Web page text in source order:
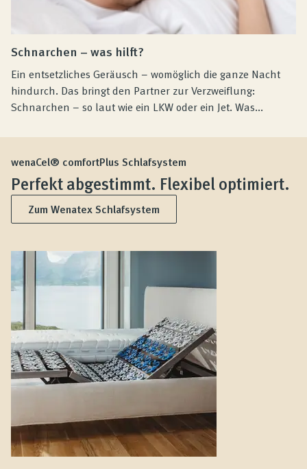
Schnarchen – was hilft?
Ein entsetzliches Geräusch – womöglich die ganze Nacht
hindurch. Das bringt den Partner zur Verzweiflung:
Schnarchen – so laut wie ein LKW oder ein Jet. Was...
wenaCel® comfortPlus Schlafsystem
Perfekt abgestimmt. Flexibel optimiert.
Zum Wenatex Schlafsystem